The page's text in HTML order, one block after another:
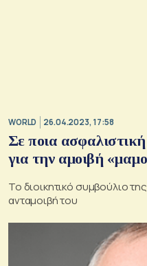
WORLD 26.04.2023, 17:58
Σε ποια
για την αμοιβή
Το διοικητικό συμβούλιο
ανταμοιβή του